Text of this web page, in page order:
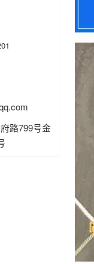
路799号金